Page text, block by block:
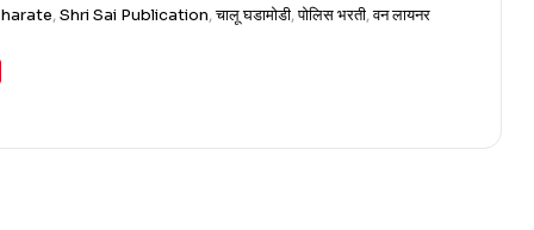
,Shri Sai Publication,चालू घडामोडी,पोलिस भरती,वन लायनर